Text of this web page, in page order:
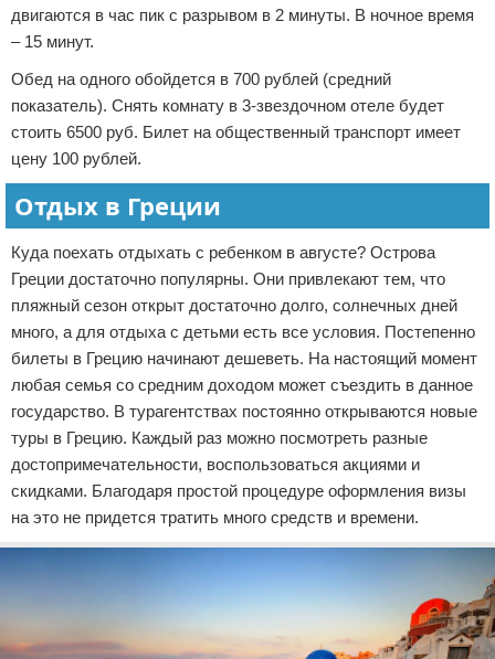
двигаются в час пик с разрывом в 2 минуты. В ночное время
– 15 минут.
Обед на одного обойдется в 700 рублей (средний
показатель). Снять комнату в 3-звездочном отеле будет
стоить 6500 руб. Билет на общественный транспорт имеет
цену 100 рублей.
Отдых в Греции
Куда поехать отдыхать с ребенком в августе? Острова
Греции достаточно популярны. Они привлекают тем, что
пляжный сезон открыт достаточно долго, солнечных дней
много, а для отдыха с детьми есть все условия. Постепенно
билеты в Грецию начинают дешеветь. На настоящий момент
любая семья со средним доходом может съездить в данное
государство. В турагентствах постоянно открываются новые
туры в Грецию. Каждый раз можно посмотреть разные
достопримечательности, воспользоваться акциями и
скидками. Благодаря простой процедуре оформления визы
на это не придется тратить много средств и времени.